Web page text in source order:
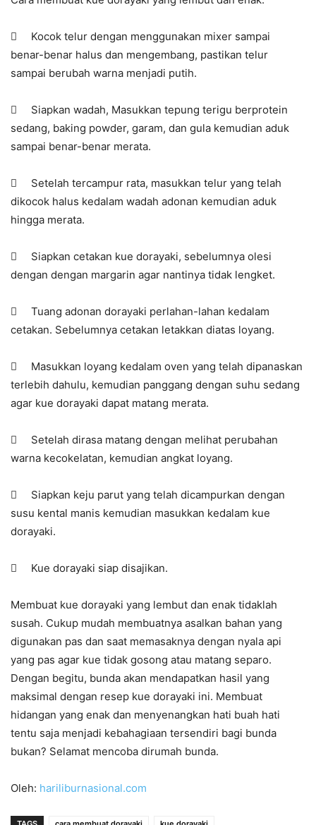
 Kocok telur dengan menggunakan mixer sampai
benar-benar halus dan mengembang, pastikan telur
sampai berubah warna menjadi putih.
 Siapkan wadah, Masukkan tepung terigu berprotein
sedang, baking powder, garam, dan gula kemudian aduk
sampai benar-benar merata.
 Setelah tercampur rata, masukkan telur yang telah
dikocok halus kedalam wadah adonan kemudian aduk
hingga merata.
 Siapkan cetakan kue dorayaki, sebelumnya olesi
dengan dengan margarin agar nantinya tidak lengket.
 Tuang adonan dorayaki perlahan-lahan kedalam
cetakan. Sebelumnya cetakan letakkan diatas loyang.
 Masukkan loyang kedalam oven yang telah dipanaskan
terlebih dahulu, kemudian panggang dengan suhu sedang
agar kue dorayaki dapat matang merata.
 Setelah dirasa matang dengan melihat perubahan
warna kecokelatan, kemudian angkat loyang.
 Siapkan keju parut yang telah dicampurkan dengan
susu kental manis kemudian masukkan kedalam kue
dorayaki.
 Kue dorayaki siap disajikan.
Membuat kue dorayaki yang lembut dan enak tidaklah
susah. Cukup mudah membuatnya asalkan bahan yang
digunakan pas dan saat memasaknya dengan nyala api
yang pas agar kue tidak gosong atau matang separo.
Dengan begitu, bunda akan mendapatkan hasil yang
maksimal dengan resep kue dorayaki ini. Membuat
hidangan yang enak dan menyenangkan hati buah hati
tentu saja menjadi kebahagiaan tersendiri bagi bunda
bukan? Selamat mencoba dirumah bunda.
Oleh: hariliburnasional.com